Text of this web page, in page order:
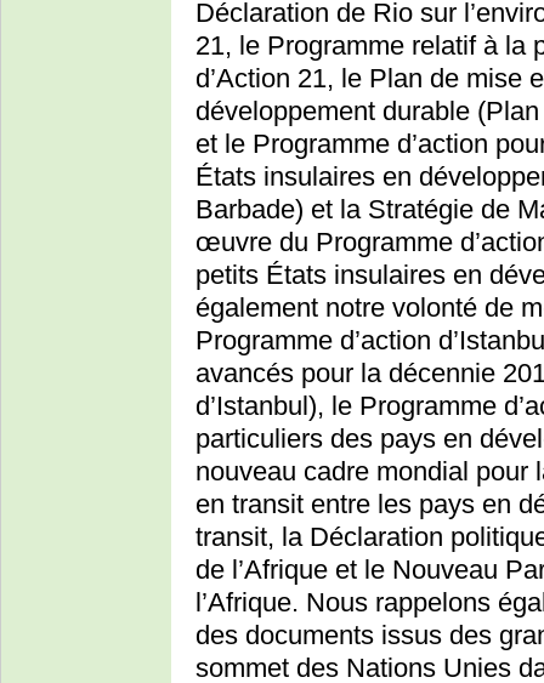
Déclaration de Rio sur
21, le Programme relatif à
d’Action 21, le Plan de
développement durable
et le Programme d’action
États insulaires en
Barbade) et la Stratégie de
œuvre du Programme
petits États insulaires en
également notre volonté de
Programme d’action
avancés pour la décennie
d’Istanbul), le Programme
particuliers des pays en
nouveau cadre mondial pour
en transit entre les pays en
transit, la Déclaration
de l’Afrique et le Nouveau
l’Afrique. Nous rappelons
des documents issus des
sommet des Nations Unies